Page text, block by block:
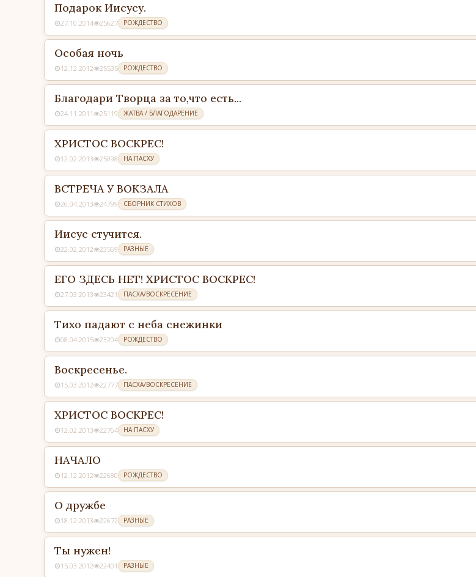
Подарок Иисусу.
27.10.2014 25627 РОЖДЕСТВО
Особая ночь
12.12.2012 25535 РОЖДЕСТВО
Благодари Творца за то,что есть...
24.11.2011 25119 ЖАТВА / БЛАГОДАРЕНИЕ
ХРИСТОС ВОСКРЕС!
12.02.2013 25098 НА ПАСХУ
ВСТРЕЧА У ВОКЗАЛА
26.04.2013 24799 СБОРНИК СТИХОВ
Иисус стучится.
22.02.2012 23569 РАЗНЫЕ
ЕГО ЗДЕСЬ НЕТ! ХРИСТОС ВОСКРЕС!
27.03.2013 23421 ПАСХА/ВОСКРЕСЕНИЕ
Тихо падают с неба снежинки
08.04.2015 23204 РОЖДЕСТВО
Воскресенье.
15.03.2012 22777 ПАСХА/ВОСКРЕСЕНИЕ
ХРИСТОС ВОСКРЕС!
12.02.2013 22764 НА ПАСХУ
НАЧАЛО
12.12.2012 22680 РОЖДЕСТВО
О дружбе
18.12.2013 22672 РАЗНЫЕ
Ты нужен!
15.03.2012 22401 РАЗНЫЕ